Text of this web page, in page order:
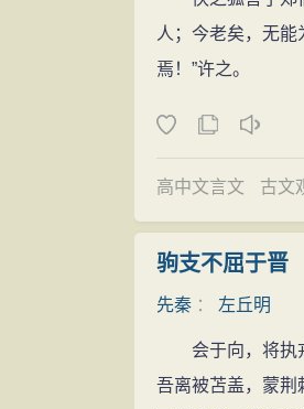
丘的“丘”字。倚
来左丘明又继承了
左丘明晚年时眼
《国语》。《国语
前451年前后，左
左丘明深得世人
(清康熙十一年本)
家语·观周》载：“
情操高尚 君
的名称，就生动地
春秋时代史官文
齐庄公与妻子姜氏
人；今老矣，无能
焉！”许之。
高中文言文 古文
驹支不屈于晋
先秦 ： 左丘明
会于向，将执戎
吾离被苫盖，蒙荆